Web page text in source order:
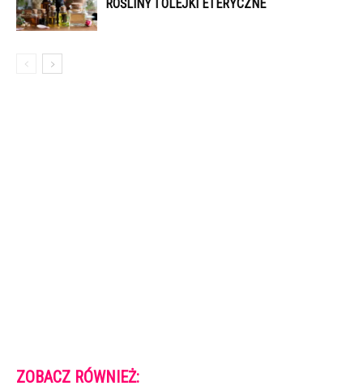
ROŚLINY I OLEJKI ETERYCZNE
ZOBACZ RÓWNIEŻ: